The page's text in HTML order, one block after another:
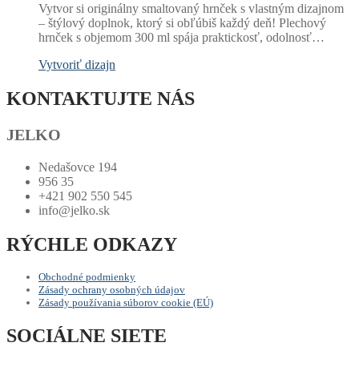
Vytvor si originálny smaltovaný hrnček s vlastným dizajnom
– štýlový doplnok, ktorý si obľúbiš každý deň! Plechový
hrnček s objemom 300 ml spája praktickosť, odolnosť…
Vytvoriť dizajn
KONTAKTUJTE NÁS
JELKO
Nedašovce 194
956 35
+421 902 550 545
info@jelko.sk
RÝCHLE ODKAZY
Obchodné podmienky
Zásady ochrany osobných údajov
Zásady používania súborov cookie (EÚ)
SOCIÁLNE SIETE